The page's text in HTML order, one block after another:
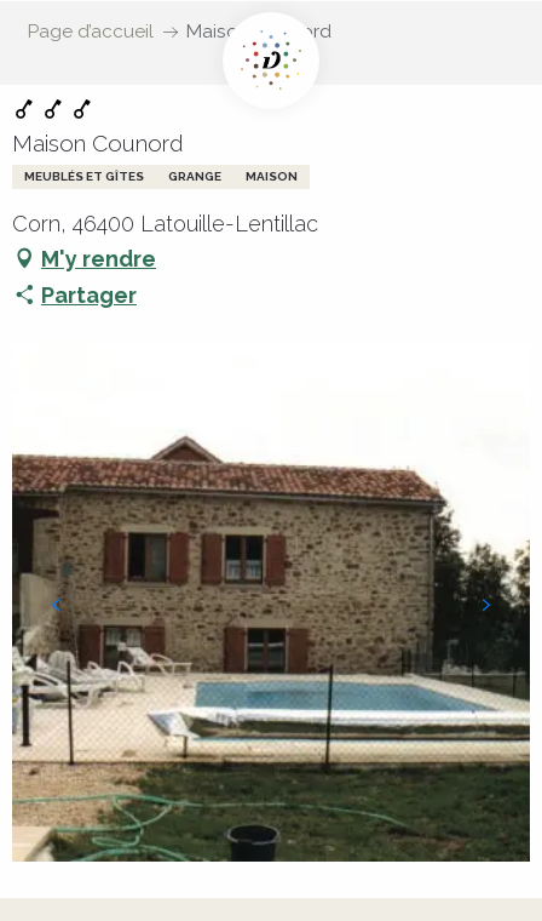
Page d’accueil Maison Counord
Maison Counord
MEUBLÉS ET GÎTES GRANGE MAISON
Corn, 46400 Latouille-Lentillac
M'y rendre
Partager